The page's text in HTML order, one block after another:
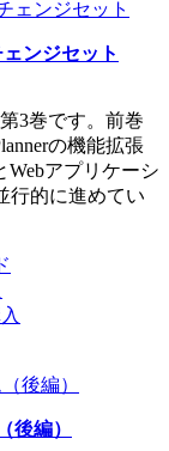
ンジセット
3巻です。前巻
の機能拡張
アプリケーシ
行的に進めてい
後編）